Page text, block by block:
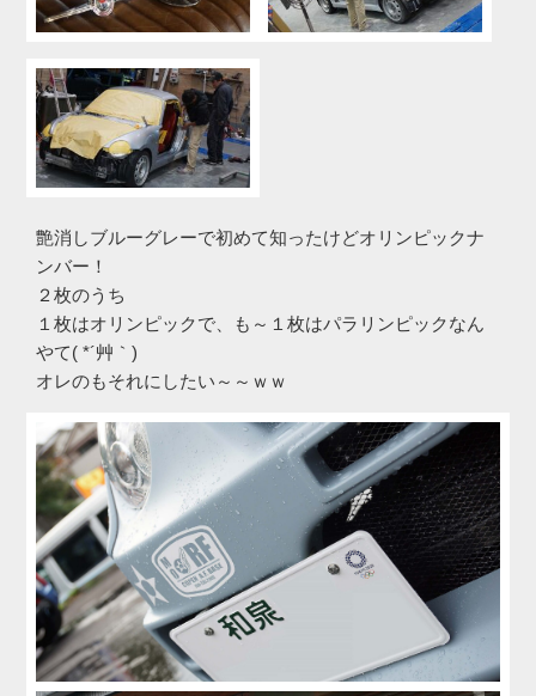
艶消しブルーグレーで初めて知ったけどオリンピックナ
ンバー！
２枚のうち
１枚はオリンピックで、も～１枚はパラリンピックなん
やて( *´艸｀)
オレのもそれにしたい～～ｗｗ